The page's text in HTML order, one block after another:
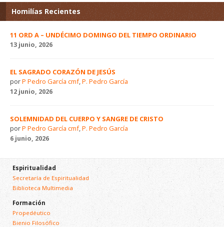
Homilías Recientes
11 ORD A – UNDÉCIMO DOMINGO DEL TIEMPO ORDINARIO
13 junio, 2026
EL SAGRADO CORAZÓN DE JESÚS
porP Pedro García cmf,P. Pedro García
12 junio, 2026
SOLEMNIDAD DEL CUERPO Y SANGRE DE CRISTO
porP Pedro García cmf,P. Pedro García
6 junio, 2026
Espiritualidad
Secretaría de Espiritualidad
Biblioteca Multimedia
Formación
Propedéutico
Bienio Filosófico